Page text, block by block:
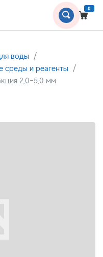
0
воды
среды и реагенты
2,0-5,0 мм